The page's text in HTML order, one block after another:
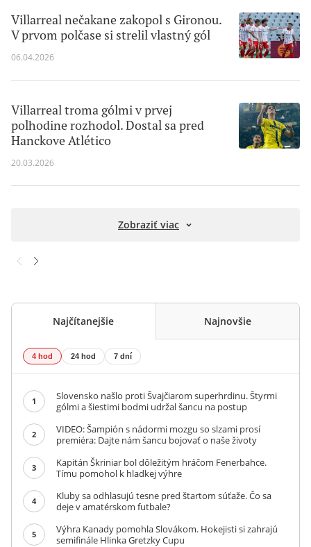
Villarreal nečakane zakopol s Gironou.
V prvom polčase si strelil vlastný gól
06.04.2026
Villarreal troma gólmi v prvej
polhodine rozhodol. Dostal sa pred
Hanckove Atlético
20.03.2026
Zobraziť viac
Najčítanejšie Najnovšie
4 hod 24 hod 7 dní
1
Slovensko našlo proti Švajčiarom superhrdinu. Štyrmi
gólmi a šiestimi bodmi udržal šancu na postup
2
VIDEO: Šampión s nádormi mozgu so slzami prosí
premiéra: Dajte nám šancu bojovať o naše životy
3
Kapitán Škriniar bol dôležitým hráčom Fenerbahce.
Tímu pomohol k hladkej výhre
4
Kluby sa odhlasujú tesne pred štartom súťaže. Čo sa
deje v amatérskom futbale?
5
Výhra Kanady pomohla Slovákom. Hokejisti si zahrajú
semifinále Hlinka Gretzky Cupu